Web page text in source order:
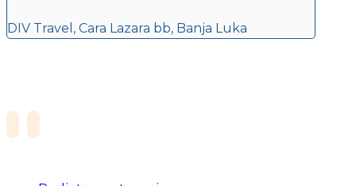
DIV Travel, Cara Lazara bb, Banja Luka